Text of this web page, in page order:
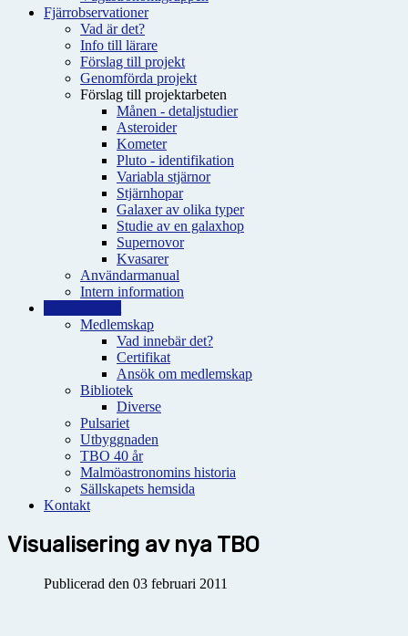
Fjärrobservationer
Vad är det?
Info till lärare
Förslag till projekt
Genomförda projekt
Förslag till projektarbeten
Månen - detaljstudier
Asteroider
Kometer
Pluto - identifikation
Variabla stjärnor
Stjärnhopar
Galaxer av olika typer
Studie av en galaxhop
Supernovor
Kvasarer
Användarmanual
Intern information
Medlemskap
Vad innebär det?
Certifikat
Ansök om medlemskap
Bibliotek
Diverse
Pulsariet
Utbyggnaden
TBO 40 år
Malmöastronomins historia
Sällskapets hemsida
Kontakt
Visualisering av nya TBO
Publicerad den 03 februari 2011